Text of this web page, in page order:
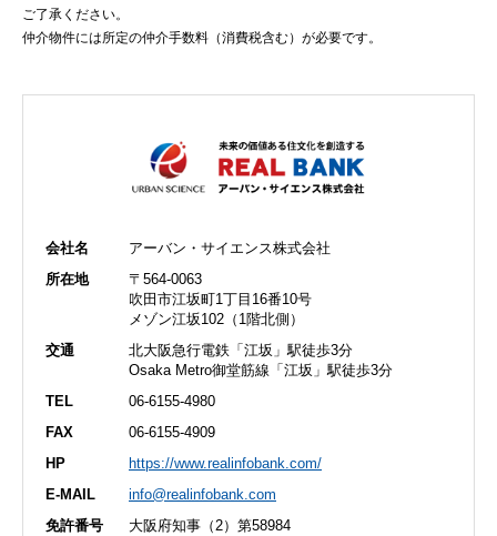
ご了承ください。
仲介物件には所定の仲介手数料（消費税含む）が必要です。
会社名
アーバン・サイエンス株式会社
所在地
〒564-0063
吹田市江坂町1丁目16番10号
メゾン江坂102（1階北側）
交通
北大阪急行電鉄「江坂」駅徒歩3分
Osaka Metro御堂筋線「江坂」駅徒歩3分
TEL
06-6155-4980
FAX
06-6155-4909
HP
https://www.realinfobank.com/
E-MAIL
info@realinfobank.com
免許番号
大阪府知事（2）第58984